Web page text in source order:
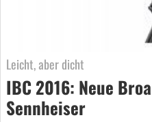
Leicht, aber dicht
IBC 2016: Neue
Sennheiser